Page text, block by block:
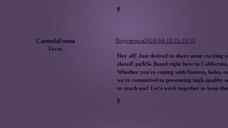
0
Поделиться2024-04-18 21:10:10
CarmelaFoona
Гость
Hey all! Just desired to share some
elated! рџЋ‰ Based right here in California,
Whether you're coping with fissures, holes,
we're committed to presenting high-quality
to reach out! Let's work together to keep
0